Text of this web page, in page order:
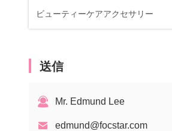
ビューティーケアアクセサリー
送信
Mr. Edmund Lee
edmund@focstar.com